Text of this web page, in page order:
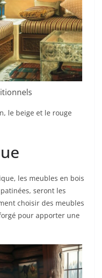
le beige et le rouge
les meubles en bois
seront les
choisir des meubles
pour apporter une